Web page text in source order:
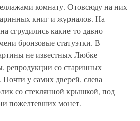
комнату. Отовсюду на них
книг и журналов. На
сгрудились какие-то давно
бронзовые статуэтки. В
не известных Любке
репродукции со старинных
Почти у самих дверей, слева
со стеклянной крышкой, под
пожелтевших монет.